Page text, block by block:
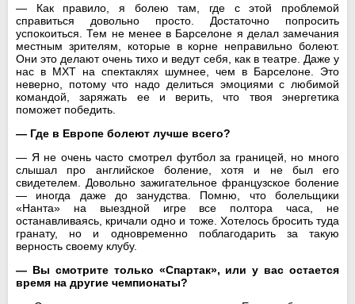
— Как правило, я болею там, где с этой проблемой
справиться довольно просто. Достаточно попросить
успокоиться. Тем не менее в Барселоне я делал замечания
местным зрителям, которые в корне неправильно болеют.
Они это делают очень тихо и ведут себя, как в театре. Даже у
нас в МХТ на спектаклях шумнее, чем в Барселоне. Это
неверно, потому что надо делиться эмоциями с любимой
командой, заряжать ее и верить, что твоя энергетика
поможет победить.
— Где в Европе болеют лучше всего?
— Я не очень часто смотрел футбол за границей, но много
слышал про английское боление, хотя и не был его
свидетелем. Довольно зажигательное французское боление
— иногда даже до занудства. Помню, что болельщики
«Нанта» на выездной игре все полтора часа, не
останавливаясь, кричали одно и тоже. Хотелось бросить туда
гранату, но и одновременно поблагодарить за такую
верность своему клубу.
— Вы смотрите только «Спартак», или у вас остается
время на другие чемпионаты?